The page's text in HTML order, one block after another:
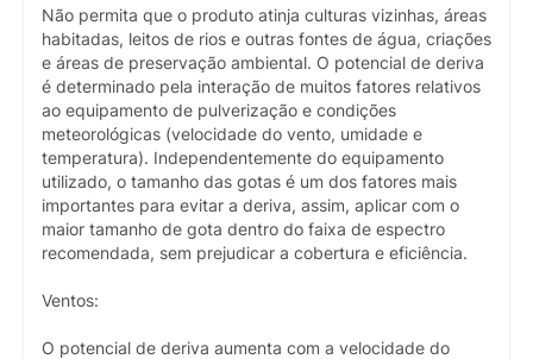
Não permita que o produto atinja culturas vizinhas, áreas
habitadas, leitos de rios e outras fontes de água, criações
e áreas de preservação ambiental. O potencial de deriva
é determinado pela interação de muitos fatores relativos
ao equipamento de pulverização e condições
meteorológicas (velocidade do vento, umidade e
temperatura). Independentemente do equipamento
utilizado, o tamanho das gotas é um dos fatores mais
importantes para evitar a deriva, assim, aplicar com o
maior tamanho de gota dentro do faixa de espectro
recomendada, sem prejudicar a cobertura e eficiência.
Ventos:
O potencial de deriva aumenta com a velocidade do